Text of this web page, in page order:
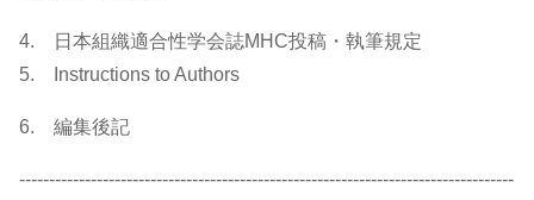
4. 日本組織適合性学会誌MHC投稿・執筆規定
5. Instructions to Authors
6. 編集後記
-----------------------------------------------------------------------------------